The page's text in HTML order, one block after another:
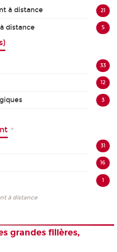
à distance 21
distance 5
33
12
3
*
31
16
1
à distance
grandes filières,